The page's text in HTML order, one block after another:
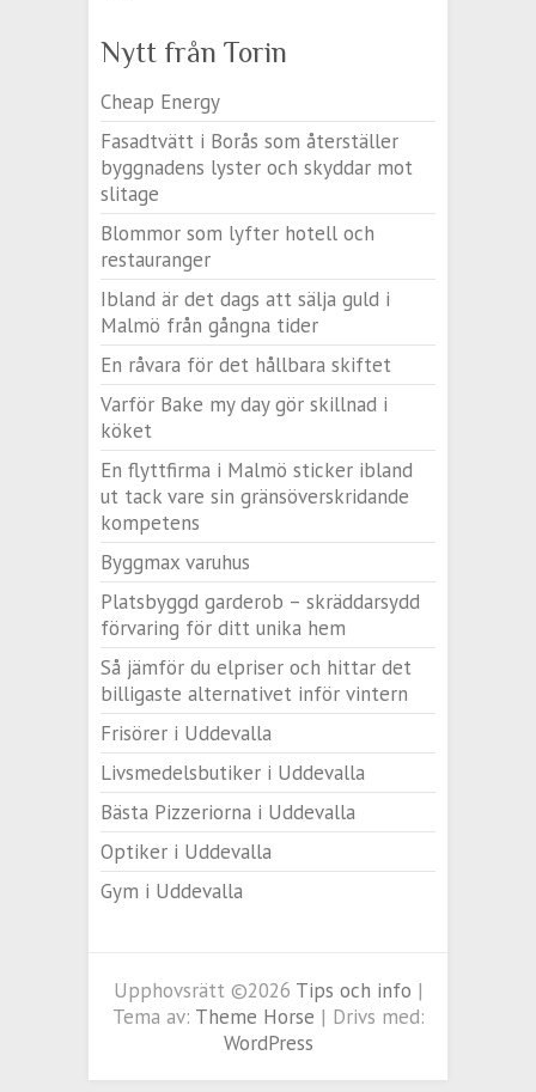
Nytt från Torin
Cheap Energy
Fasadtvätt i Borås som återställer
byggnadens lyster och skyddar mot
slitage
Blommor som lyfter hotell och
restauranger
Ibland är det dags att sälja guld i
Malmö från gångna tider
En råvara för det hållbara skiftet
Varför Bake my day gör skillnad i
köket
En flyttfirma i Malmö sticker ibland
ut tack vare sin gränsöverskridande
kompetens
Byggmax varuhus
Platsbyggd garderob – skräddarsydd
förvaring för ditt unika hem
Så jämför du elpriser och hittar det
billigaste alternativet inför vintern
Frisörer i Uddevalla
Livsmedelsbutiker i Uddevalla
Bästa Pizzeriorna i Uddevalla
Optiker i Uddevalla
Gym i Uddevalla
Upphovsrätt ©2026 Tips och info |
Tema av: Theme Horse | Drivs med:
WordPress